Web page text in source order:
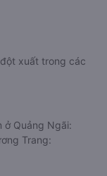
xuất trong các
ở Quảng Ngãi:
Trang: